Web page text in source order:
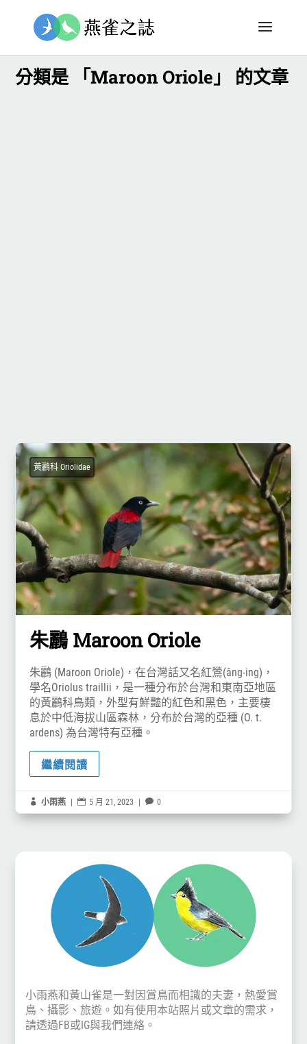
分類是 「Maroon Oriole」 的文章
黃鸝科 Oriolidae
朱鸝 Maroon Oriole
朱鸝 (Maroon Oriole)，在台灣話又名紅鶯(âng-ing)，
學名Oriolus traillii，是一種分布於台灣和東南亞地區
的黃鸝科鳥類，外型有鮮豔的紅色和黑色，主要棲
息於中低海拔山區森林，分布於台灣的亞種 (O. t.
ardens) 為台灣特有亞種。
繼續閱讀
 小雨燕  5 月 21, 2023  0
小雨燕和黃山雀是一對因賞鳥而相識的夫妻，熱愛賞
鳥、攝影、旅遊。如有使用本站照片或文章的需求，
請透過FB或 IG與我們連絡。